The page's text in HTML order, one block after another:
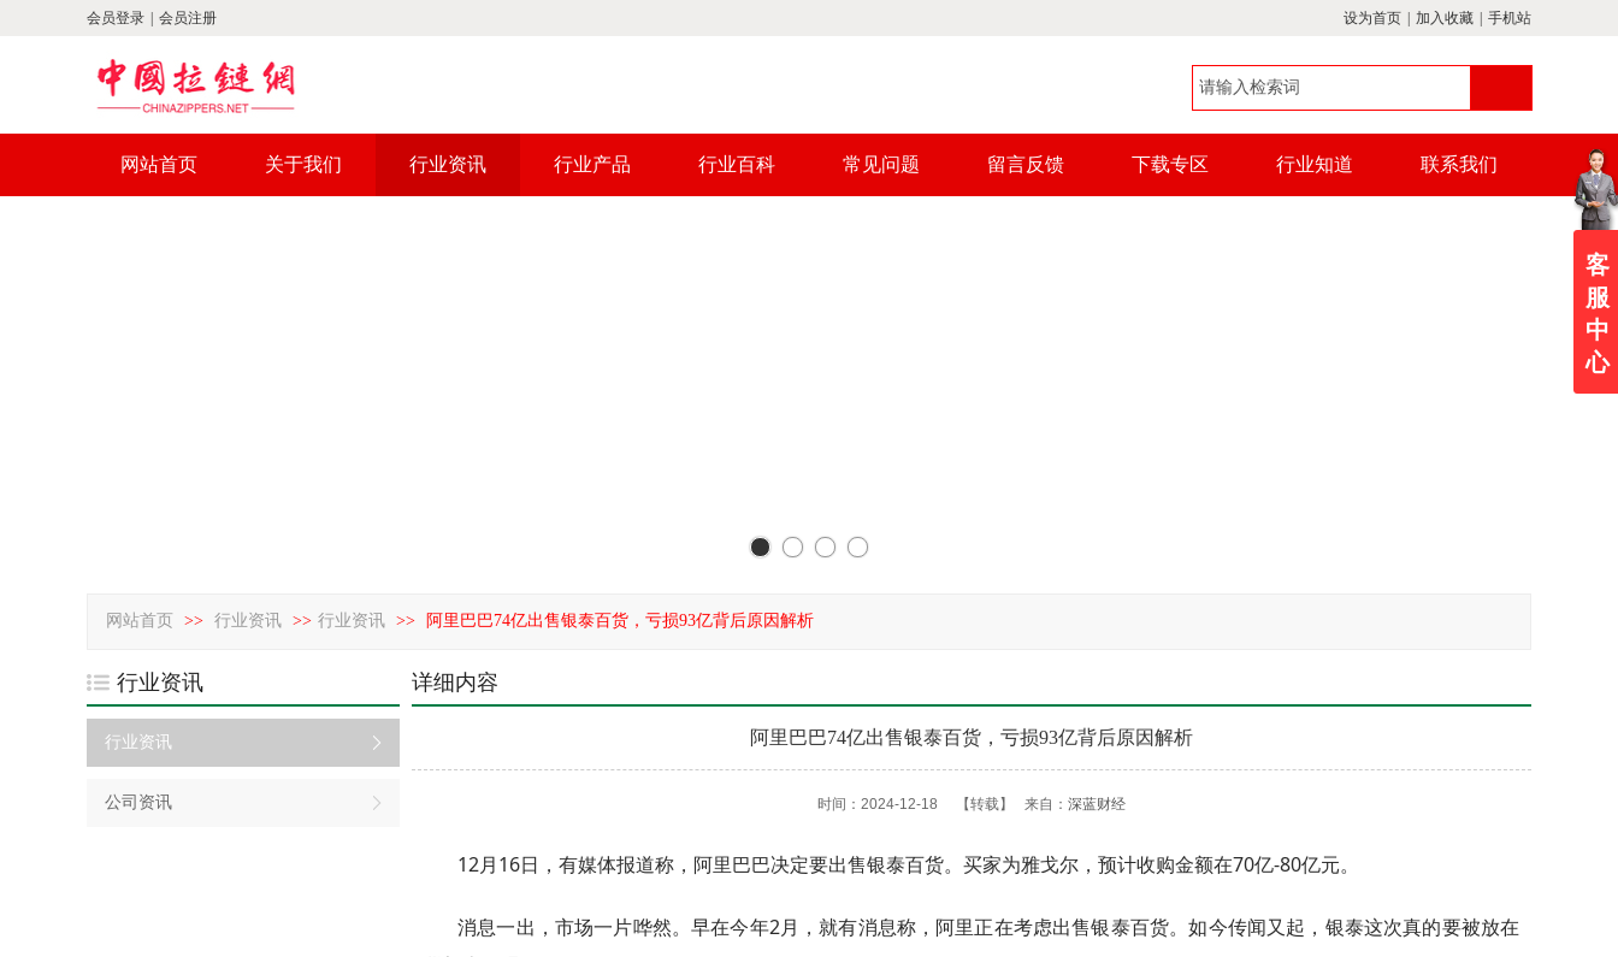
会员登录 会员注册 设为首页 加入收藏 手机站
网站首页 关于我们 行业资讯 行业产品 行业百科 常见问题 留言反馈 下载专区 行业知道 联系我们
网站首页 >> 行业资讯 >> 行业资讯 >> 阿里巴巴74亿出售银泰百货，亏损93亿背后原因解析
行业资讯
行业资讯
公司资讯
详细内容
阿里巴巴74亿出售银泰百货，亏损93亿背后原因解析
时间：2024-12-18 【转载】 来自： 深蓝财经
12月16日，有媒体报道称，阿里巴巴决定要出售银泰百货。买家为雅戈尔，预计收购金额在70亿-80亿元。
消息一出，市场一片哗然。早在今年2月，就有消息称，阿里正在考虑出售银泰百货。如今传闻又起，银泰这次真的要被放在
客
服
中
心